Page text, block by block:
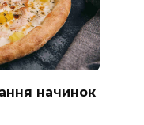
начинок